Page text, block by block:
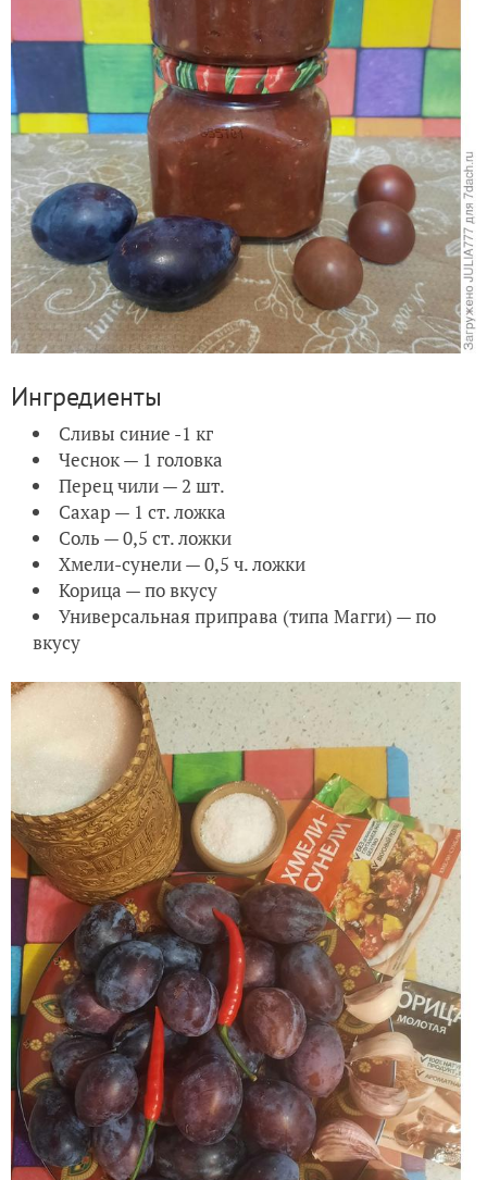
Ингредиенты
Сливы синие -1 кг
Чеснок — 1 головка
Перец чили — 2 шт.
Сахар — 1 ст. ложка
Соль — 0,5 ст. ложки
Хмели-сунели — 0,5 ч. ложки
Корица — по вкусу
Универсальная приправа (типа Магги) — по
вкусу